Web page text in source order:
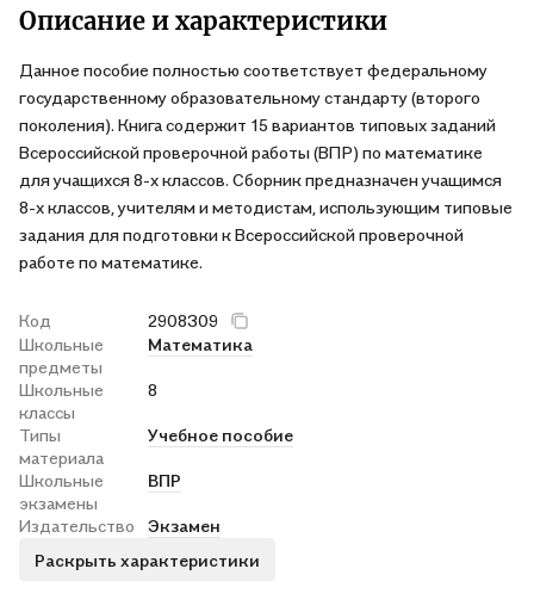
Описание и характеристики
Данное пособие полностью соответствует федеральному
государственному образовательному стандарту (второго
поколения). Книга содержит 15 вариантов типовых заданий
Всероссийской проверочной работы (ВПР) по математике
для учащихся 8-х классов. Сборник предназначен учащимся
8-х классов, учителям и методистам, использующим типовые
задания для подготовки к Всероссийской проверочной
работе по математике.
Код
2908309
Школьные
предметы
Математика
Школьные
классы
8
Типы
материала
Учебное пособие
Школьные
экзамены
ВПР
Издательство
Экзамен
Раскрыть характеристики